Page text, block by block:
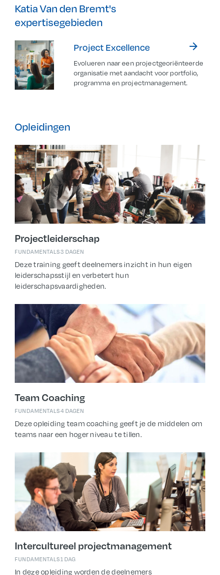
Katia Van den Bremt's
expertisegebieden
Project Excellence arrow_forward
Evolueren naar een projectgeoriënteerde
organisatie met aandacht voor portfolio,
programma en projectmanagement.
Opleidingen
Projectleiderschap
FUNDAMENTALS3 DAGEN
Deze training geeft deelnemers inzicht in hun eigen
leiderschapsstijl en verbetert hun
leiderschapsvaardigheden.
Team Coaching
FUNDAMENTALS4 DAGEN
Deze opleiding team coaching geeft je de middelen om
teams naar een hoger niveau te tillen.
Intercultureel projectmanagement
FUNDAMENTALS1 DAG
In deze opleiding worden de deelnemers